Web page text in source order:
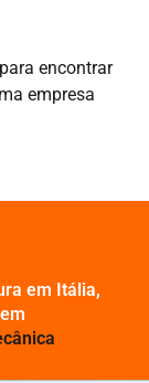
encontrar
empresa
em Itália,